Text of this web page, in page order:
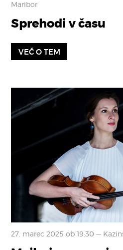
Maribor
Sprehodi v času
VEČ O TEM
27. marec 2025 ob 19:30 —